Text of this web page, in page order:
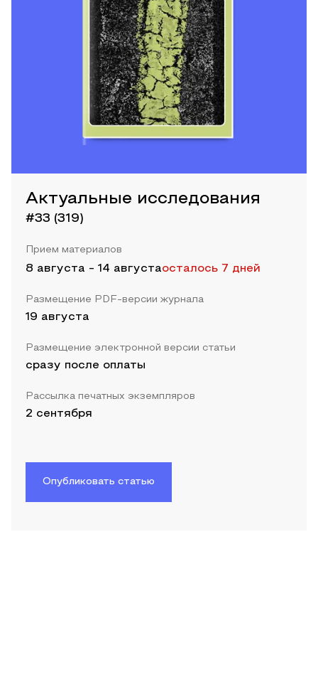
Актуальные исследования
#33 (319)
Прием материалов
8 августа - 14 августаосталось 7 дней
Размещение PDF-версии журнала
19 августа
Размещение электронной версии статьи
сразу после оплаты
Рассылка печатных экземпляров
2 сентября
Опубликовать статью